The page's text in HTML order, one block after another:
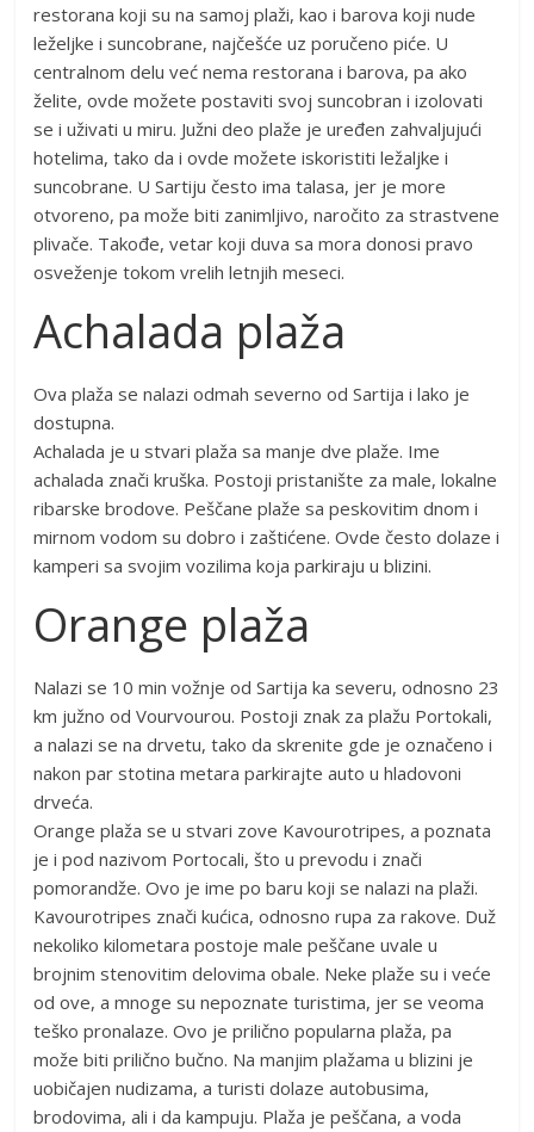
restorana koji su na samoj plaži, kao i barova koji nude
leželjke i suncobrane, najčešće uz poručeno piće. U
centralnom delu već nema restorana i barova, pa ako
želite, ovde možete postaviti svoj suncobran i izolovati
se i uživati u miru. Južni deo plaže je uređen zahvaljujući
hotelima, tako da i ovde možete iskoristiti ležaljke i
suncobrane. U Sartiju često ima talasa, jer je more
otvoreno, pa može biti zanimljivo, naročito za strastvene
plivače. Takođe, vetar koji duva sa mora donosi pravo
osveženje tokom vrelih letnjih meseci.
Achalada plaža
Ova plaža se nalazi odmah severno od Sartija i lako je
dostupna.
Achalada je u stvari plaža sa manje dve plaže. Ime
achalada znači kruška. Postoji pristanište za male, lokalne
ribarske brodove. Peščane plaže sa peskovitim dnom i
mirnom vodom su dobro i zaštićene. Ovde često dolaze i
kamperi sa svojim vozilima koja parkiraju u blizini.
Orange plaža
Nalazi se 10 min vožnje od Sartija ka severu, odnosno 23
km južno od Vourvourou. Postoji znak za plažu Portokali,
a nalazi se na drvetu, tako da skrenite gde je označeno i
nakon par stotina metara parkirajte auto u hladovoni
drveća.
Orange plaža se u stvari zove Kavourotripes, a poznata
je i pod nazivom Portocali, što u prevodu i znači
pomorandže. Ovo je ime po baru koji se nalazi na plaži.
Kavourotripes znači kućica, odnosno rupa za rakove. Duž
nekoliko kilometara postoje male peščane uvale u
brojnim stenovitim delovima obale. Neke plaže su i veće
od ove, a mnoge su nepoznate turistima, jer se veoma
teško pronalaze. Ovo je prilično popularna plaža, pa
može biti prilično bučno. Na manjim plažama u blizini je
uobičajen nudizama, a turisti dolaze autobusima,
brodovima, ali i da kampuju. Plaža je peščana, a voda